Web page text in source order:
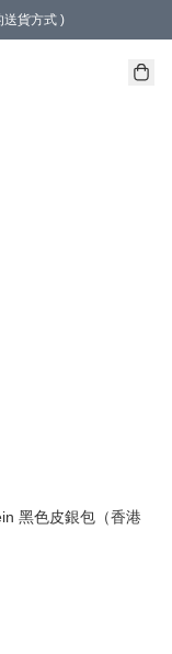
送貨方式 )
黑色皮銀包（香港